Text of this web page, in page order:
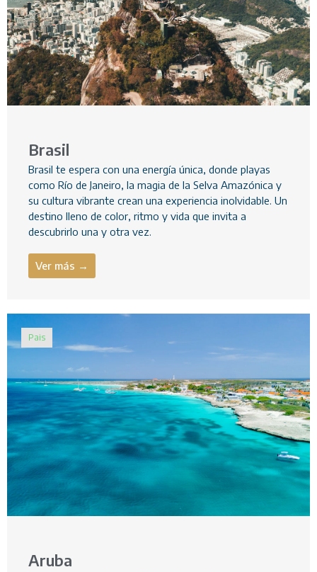
Brasil
Brasil te espera con una energía única, donde playas
como Río de Janeiro, la magia de la Selva Amazónica y
su cultura vibrante crean una experiencia inolvidable. Un
destino lleno de color, ritmo y vida que invita a
descubrirlo una y otra vez.
Ver más →
Pais
Aruba